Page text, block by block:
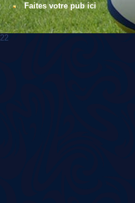
Faites votre pub ici
22